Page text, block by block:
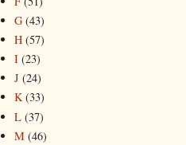
G (43)
H (57)
I (23)
J (24)
K (33)
L (37)
M (46)